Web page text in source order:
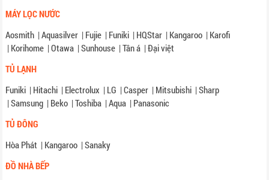
MÁY LỌC NƯỚC
Aosmith |Aquasilver | Fujie | Funiki | HQStar | Kangaroo | Karofi
| Korihome |Otawa |Sunhouse |Tân á |Đại việt
TỦ LẠNH
Funiki | Hitachi | Electrolux | LG |Casper | Mitsubishi |Sharp
|Samsung | Beko |Toshiba |Aqua | Panasonic
TỦ ĐÔNG
Hòa Phát | Kangaroo |Sanaky
ĐỒ NHÀ BẾP